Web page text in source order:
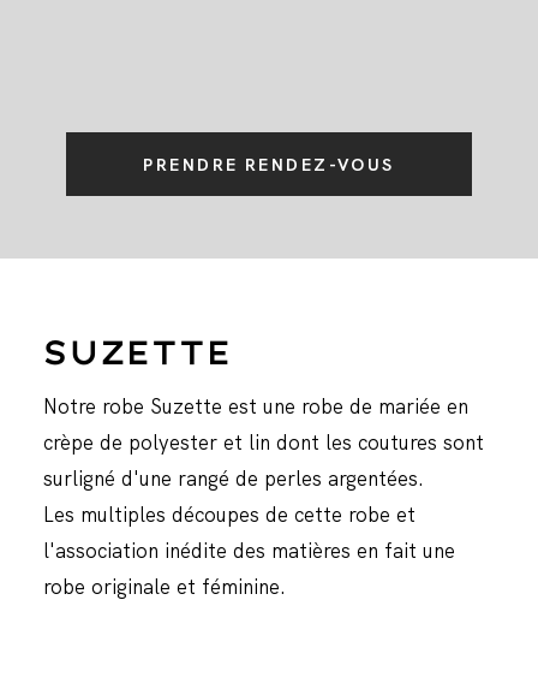
PRENDRE RENDEZ-VOUS
SUZETTE
Notre robe Suzette est une robe de mariée en
crèpe de polyester et lin dont les coutures sont
surligné d'une rangé de perles argentées.
Les multiples découpes de cette robe et
l'association inédite des matières en fait une
robe originale et féminine.